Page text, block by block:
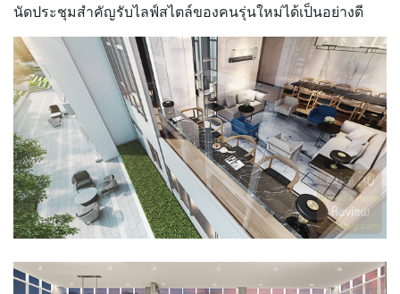
นัดประชุมสำคัญรับไลฟ์สไตล์ของคนรุ่นใหม่ได้เป็นอย่างดี